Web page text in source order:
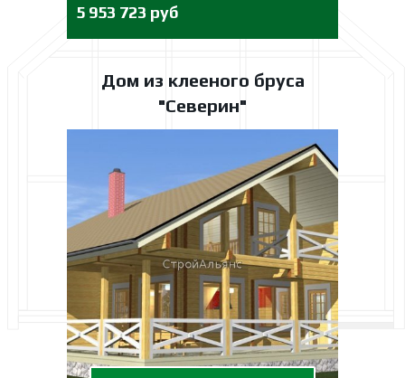
Дом из клееного бруса
"Северин"
5 953 723 руб